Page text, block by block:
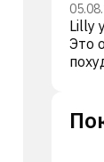
Lilly
Это